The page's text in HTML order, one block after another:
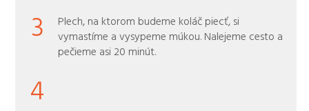
3
Plech, na ktorom budeme koláč piecť, si
vymastíme a vysypeme múkou. Nalejeme cesto a
pečieme asi 20 minút.
4